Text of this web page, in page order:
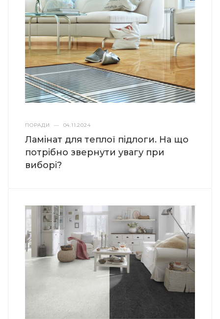
ПОРАДИ — 04.11.2024
Ламінат для теплої підлоги. На що
потрібно звернути увагу при
виборі?